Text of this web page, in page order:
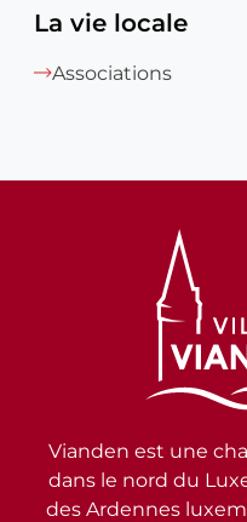
La vie locale
Associations
Vianden est une
dans le nord du
des Ardennes